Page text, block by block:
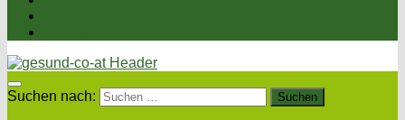
Suchen nach: